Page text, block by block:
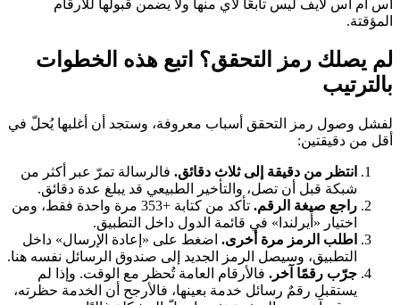
اس ام اس لايف ليس تابعًا لأي منها ولا يضمن قبولها للأرقام
المؤقتة.
لم يصلك رمز التحقق؟ اتبع هذه الخطوات
بالترتيب
لفشل وصول رمز التحقق أسباب معروفة، وستجد أن أغلبها يُحلّ في
أقل من دقيقتين:
انتظر من دقيقة إلى ثلاث دقائق. فالرسالة تمرّ عبر أكثر من
شبكة قبل أن تصل، والتأخير الطبيعي قد يبلغ عدة دقائق.
راجع صيغة الرقم.
تأكد من كتابة +353 مرة واحدة فقط، ومن
اختيار «أيرلندا» في قائمة الدول داخل التطبيق.
اطلب الرمز مرة أخرى. اضغط على «إعادة الإرسال» داخل
التطبيق، وسيصل الرمز الجديد إلى صندوق الرسائل نفسه هنا.
جرّب رقمًا آخر. فالأرقام العامة تُحظر مع الوقت. وإذا لم
يستقبل رقمٌ رسائل خدمة بعينها، فالأرجح أن الخدمة حظرته،